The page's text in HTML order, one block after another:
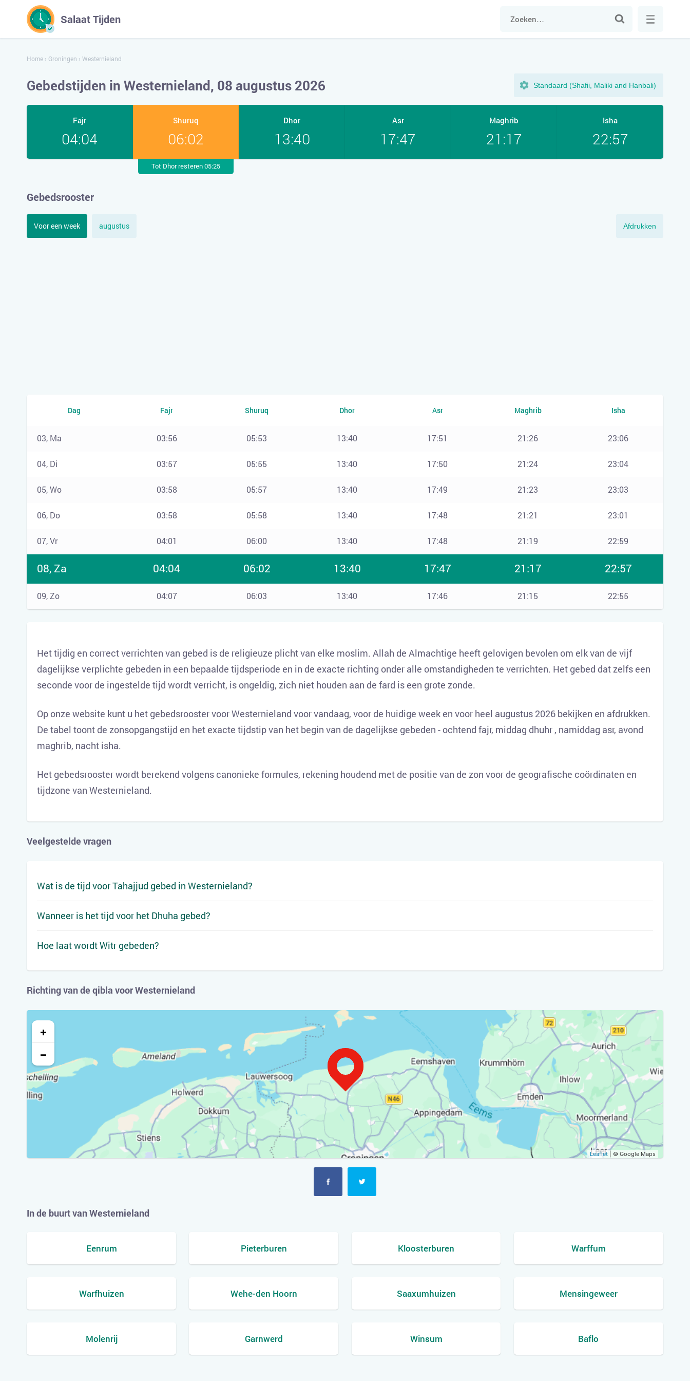
Salaat Tijden
Home › Groningen › Westernieland
Gebedstijden in Westernieland, 08 augustus 2026 Standaard (Shafii, Maliki and Hanbali)
Fajr
04:04
Shuruq
06:02
Tot Dhor resteren 05:25
Dhor
13:40
Asr
17:47
Maghrib
21:17
Isha
22:57
Gebedsrooster
Voor een week augustus Afdrukken
Dag Fajr Shuruq Dhor Asr Maghrib Isha
03, Ma 03:56 05:53 13:40 17:51 21:26 23:06
04, Di 03:57 05:55 13:40 17:50 21:24 23:04
05, Wo 03:58 05:57 13:40 17:49 21:23 23:03
06, Do 03:58 05:58 13:40 17:48 21:21 23:01
07, Vr 04:01 06:00 13:40 17:48 21:19 22:59
08, Za 04:04 06:02 13:40 17:47 21:17 22:57
09, Zo 04:07 06:03 13:40 17:46 21:15 22:55
Het tijdig en correct verrichten van gebed is de religieuze plicht van elke moslim. Allah de Almachtige heeft gelovigen bevolen om elk van de vijf
dagelijkse verplichte gebeden in een bepaalde tijdsperiode en in de exacte richting onder alle omstandigheden te verrichten. Het gebed dat zelfs een
seconde voor de ingestelde tijd wordt verricht, is ongeldig, zich niet houden aan de fard is een grote zonde.
Op onze website kunt u het gebedsrooster voor Westernieland voor vandaag, voor de huidige week en voor heel augustus 2026 bekijken en afdrukken.
De tabel toont de zonsopgangstijd en het exacte tijdstip van het begin van de dagelijkse gebeden - ochtend fajr, middag dhuhr , namiddag asr, avond
maghrib, nacht isha.
Het gebedsrooster wordt berekend volgens canonieke formules, rekening houdend met de positie van de zon voor de geografische coördinaten en
tijdzone van Westernieland.
Veelgestelde vragen
Wat is de tijd voor Tahajjud gebed in Westernieland?
Wanneer is het tijd voor het Dhuha gebed?
Hoe laat wordt Witr gebeden?
Richting van de qibla voor Westernieland
+
−
Leaflet | © Google Maps
In de buurt van Westernieland
Eenrum Pieterburen Kloosterburen Warffum
Warfhuizen Wehe-den Hoorn Saaxumhuizen Mensingeweer
Molenrij Garnwerd Winsum Baflo